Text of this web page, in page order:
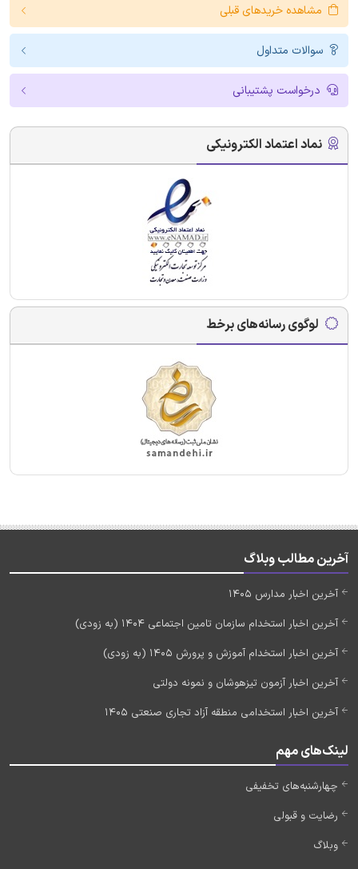
مشاهده خریدهای قبلی
سوالات متداول
درخواست پشتیبانی
نماد اعتماد الکترونیکی
لوگوی رسانه‌های برخط
آخرین مطالب وبلاگ
آخرین اخبار مدارس 1405
آخرین اخبار استخدام سازمان تامین اجتماعی 1404 (به زودی)
آخرین اخبار استخدام آموزش و پرورش 1405 (به زودی)
آخرین اخبار آزمون تیزهوشان و نمونه دولتی
آخرین اخبار استخدامی منطقه آزاد تجاری صنعتی 1405
لینک‌های مهم
چهارشنبه‌های تخفیفی
رضایت و قبولی
وبلاگ